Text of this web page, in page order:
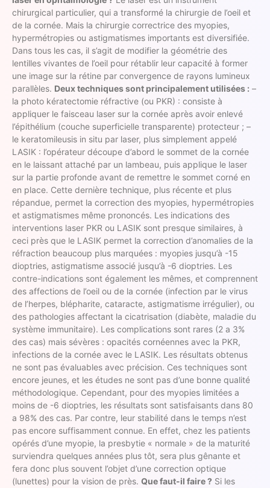
chirurgical particulier, qui a transformé la chirurgie de l’oeil et
de la cornée. Mais la chirurgie correctrice des myopies,
hypermétropies ou astigmatismes importants est diversifiée.
Dans tous les cas, il s’agit de modifier la géométrie des
lentilles vivantes de l’oeil pour rétablir leur capacité à former
une image sur la rétine par convergence de rayons lumineux
parallèles. Deux techniques sont principalement utilisées : –
la photo kératectomie réfractive (ou PKR) : consiste à
appliquer le faisceau laser sur la cornée après avoir enlevé
l’épithélium (couche superficielle transparente) protecteur ; –
le keratomileusis in situ par laser, plus simplement appelé
LASIK : l’opérateur découpe d’abord le sommet de la cornée
en le laissant attaché par un lambeau, puis applique le laser
sur la partie profonde avant de remettre le sommet corné en
en place. Cette dernière technique, plus récente et plus
répandue, permet la correction des myopies, hypermétropies
et astigmatismes même prononcés. Les indications des
interventions laser PKR ou LASIK sont presque similaires, à
ceci près que le LASIK permet la correction d’anomalies de la
réfraction beaucoup plus marquées : myopies jusqu’à -15
dioptries, astigmatisme associé jusqu’à -6 dioptries. Les
contre-indications sont également les mêmes, et comprennent
des affections de l’oeil ou de la cornée (infection par le virus
de l’herpes, blépharite, cataracte, astigmatisme irrégulier), ou
des pathologies affectant la cicatrisation (diabète, maladie du
système immunitaire). Les complications sont rares (2 a 3%
des cas) mais sévères : opacités cornéennes avec la PKR,
infections de la cornée avec le LASIK. Les résultats obtenus
ne sont pas évaluables avec précision. Ces techniques sont
encore jeunes, et les études ne sont pas d’une bonne qualité
méthodologique. Cependant, pour des myopies limitées a
moins de -6 dioptries, les résultats sont satisfaisants dans 80
a 98% des cas. Par contre, leur stabilité dans le temps n’est
pas encore suffisamment connue. En effet, chez les patients
opérés d’une myopie, la presbytie « normale » de la maturité
surviendra quelques années plus tôt, sera plus gênante et
fera donc plus souvent l’objet d’une correction optique
(lunettes) pour la vision de près. Que faut-il faire ? Si les